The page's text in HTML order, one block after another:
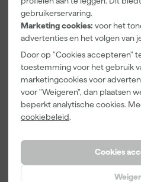
gebruikerservaring.
Marketing cookies: voor het
advertenties en het volgen van
Door op "Cookies accepteren"
toestemming voor het gebruik
marketingcookies voor
voor "Weigeren", dan plaatsen
beperkt analytische cookies.
cookiebeleid.
Cookies
Little Greene
- op kleur
250ml Sample
bezorgd
Washi
Morgen
bezorgd